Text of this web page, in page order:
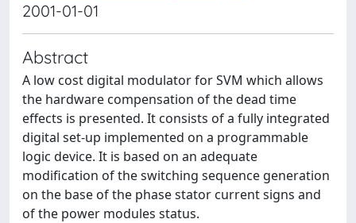
2001-01-01
Abstract
A low cost digital modulator for SVM which allows
the hardware compensation of the dead time
effects is presented. It consists of a fully integrated
digital set-up implemented on a programmable
logic device. It is based on an adequate
modification of the switching sequence generation
on the base of the phase stator current signs and
of the power modules status.